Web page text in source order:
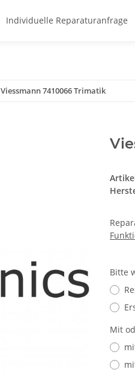
Individuelle Reparaturanfrage
Viessmann 7410066 Trimatik
Bitte
Mit